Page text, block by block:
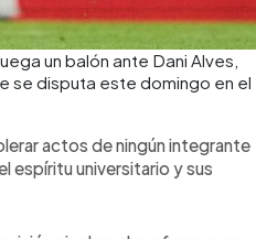
un balón ante Dani Alves,
se disputa este domingo en el
actos de ningún integrante
espíritu universitario y sus